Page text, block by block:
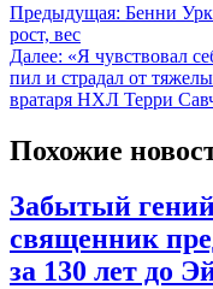
Предыдущая: Бенни
рост, вес
Далее: «Я чувствовал
пил и страдал от
вратаря НХЛ Терри
Похожие
Забытый
священник
за 130 лет до